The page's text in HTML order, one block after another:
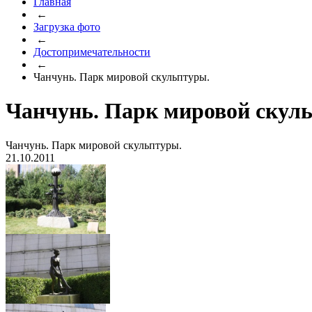
←
Загрузка фото
←
Достопримечательности
←
Чанчунь. Парк мировой скульптуры.
Чанчунь. Парк мировой
Чанчунь. Парк мировой скульптуры.
21.10.2011